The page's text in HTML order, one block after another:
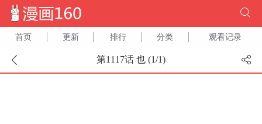
首页 更新 排行 分类 观看记录
第1117话 也 (1/1)